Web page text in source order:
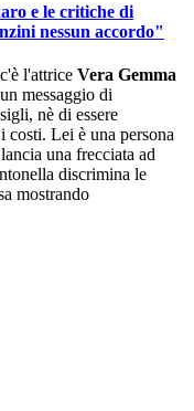
e le critiche di
nessun accordo"
l'attrice Vera Gemma
messaggio di
nè di essere
Lei è una persona
una frecciata ad
discrimina le
mostrando